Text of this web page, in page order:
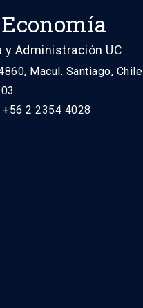
y Administración UC
Macul. Santiago, Chile
2 2354 4028